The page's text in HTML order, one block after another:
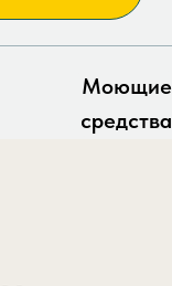
Моющие
средства